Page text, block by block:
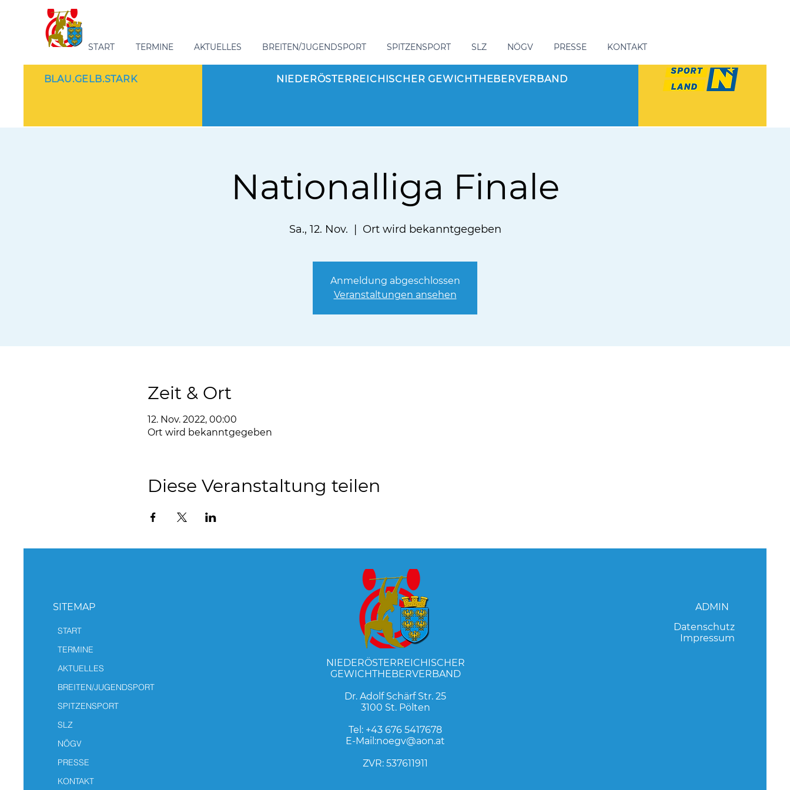
START TERMINE AKTUELLES BREITEN/JUGENDSPORT SPITZENSPORT SLZ NÖGV PRESSE KONTAKT
BLAU.GELB.STARK NIEDERÖSTERREICHISCHER GEWICHTHEBERVERBAND
Nationalliga Finale
Sa., 12. Nov. Ort wird bekanntgegeben
Anmeldung abgeschlossen
Veranstaltungen ansehen
Zeit & Ort
12. Nov. 2022, 00:00
Ort wird bekanntgegeben
Diese Veranstaltung teilen
SITEMAP
START
TERMINE
AKTUELLES
BREITEN/JUGENDSPORT
SPITZENSPORT
SLZ
NÖGV
PRESSE
KONTAKT
NIEDERÖSTERREICHISCHER
GEWICHTHEBERVERBAND
Dr. Adolf Schärf Str. 25
3100 St. Pölten
Tel: +43 676 5417678
E-Mail:noegv@aon.at
ZVR: 537611911
ADMIN
Datenschutz
Impressum